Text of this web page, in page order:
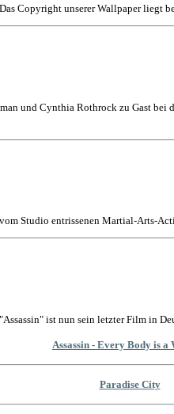
Das Copyright unserer Wallpaper liegt
und Cynthia Rothrock zu Gast
Studio entrissenen Martial-Arts-
ist nun sein letzter Film in
Assassin - Every Body is a
Paradise City